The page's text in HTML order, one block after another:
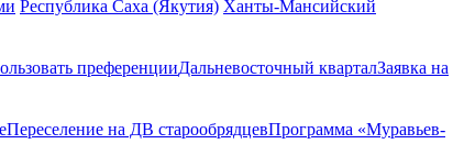
Республика Саха (Якутия) Ханты-Мансийский
преференцииДальневосточный кварталЗаявка на
Переселение на ДВ старообрядцевПрограмма «Муравьев-